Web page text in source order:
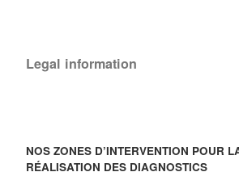
Legal information
NOS ZONES D’INTERVENTION POUR
RÉALISATION DES DIAGNOSTICS